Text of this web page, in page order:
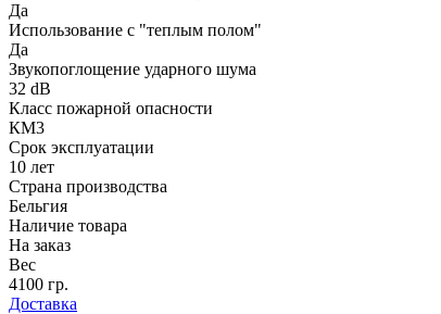
Да
Использование с "теплым полом"
Да
Звукопоглощение ударного шума
32 dB
Класс пожарной опасности
КМ3
Срок эксплуатации
10 лет
Страна производства
Бельгия
Наличие товара
На заказ
Вес
4100 гр.
Доставка